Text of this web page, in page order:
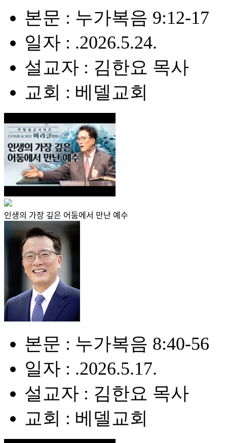
본문 : 누가복음 9:12-17
일자 : .2026.5.24.
설교자 : 김한요 목사
교회 : 베델교회
인생의 가장 깊은 어둠에서 만난 예수
본문 : 누가복음 8:40-56
일자 : .2026.5.17.
설교자 : 김한요 목사
교회 : 베델교회